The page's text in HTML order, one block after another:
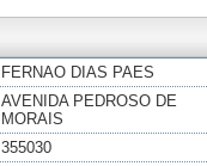
FERNAO DIAS PAES
AVENIDA PEDROSO DE
MORAIS
355030